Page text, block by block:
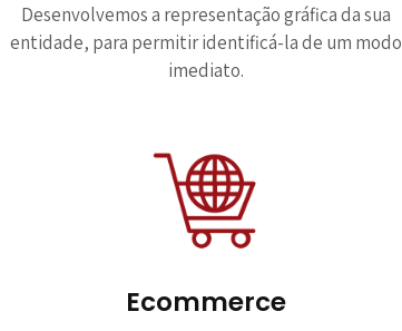
Desenvolvemos a representação gráfica da sua
entidade, para permitir identificá-la de um modo
imediato.
Ecommerce